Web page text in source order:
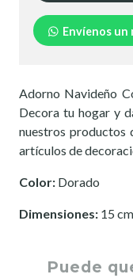
Envíenos un
Adorno Navideño
Decora tu hogar y
nuestros productos
artículos de
Color: Dorado
Dimensiones: 15
Puede